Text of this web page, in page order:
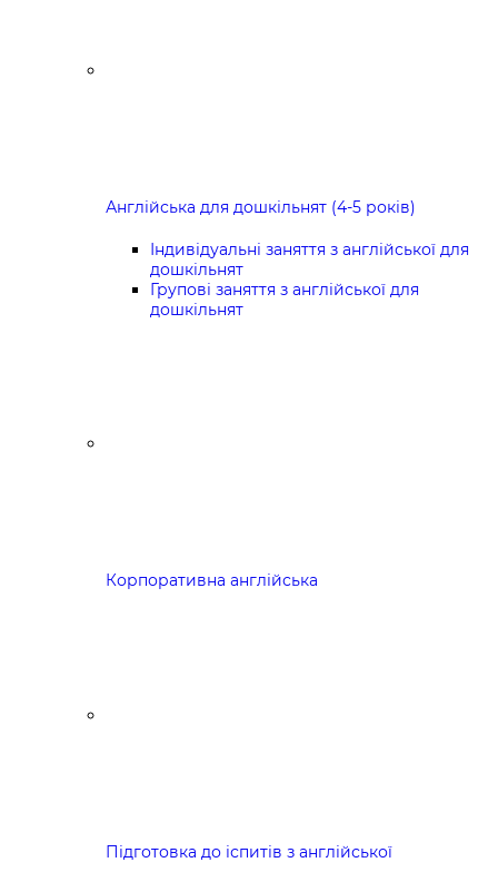
Англійська для дошкільнят (4-5 років)
Індивідуальні заняття з англійської для
дошкільнят
Групові заняття з англійської для
дошкільнят
Корпоративна англійська
Підготовка до іспитів з англійської